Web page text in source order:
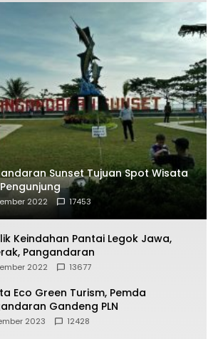
Sunset Tujuan Spot Wisata
2022 17453
Keindahan Pantai Legok Jawa,
Pangandaran
2022 13677
Eco Green Turism, Pemda
Gandeng PLN
2023 12428